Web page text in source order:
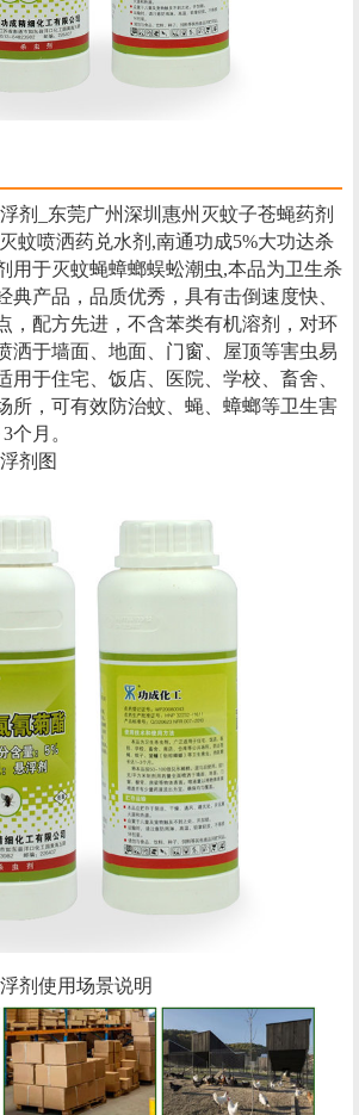
剂_东莞广州深圳惠州灭蚊子苍蝇药剂
蚊喷洒药兑水剂,南通功成5%大功达杀
用于灭蚊蝇蟑螂蜈蚣潮虫,本品为卫生杀
典产品，品质优秀，具有击倒速度快、
，配方先进，不含苯类有机溶剂，对环
洒于墙面、地面、门窗、屋顶等害虫易
用于住宅、饭店、医院、学校、畜舍、
所，可有效防治蚊、蝇、蟑螂等卫生害
个月。
剂图
剂使用场景说明